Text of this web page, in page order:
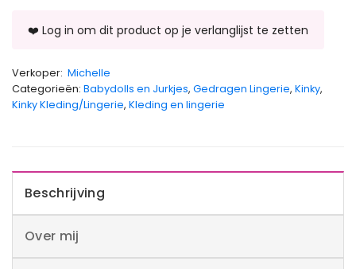
Verkoper: Michelle
Categorieën: Babydolls en Jurkjes, Gedragen Lingerie, Kinky,
Kinky Kleding/Lingerie, Kleding en lingerie
Beschrijving
Over mij